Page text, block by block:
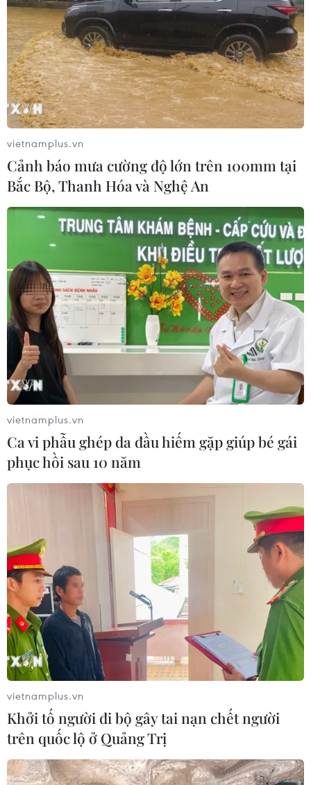
vietnamplus.vn
Cảnh báo mưa cường độ lớn trên 100mm tại
Bắc Bộ, Thanh Hóa và Nghệ An
vietnamplus.vn
Ca vi phẫu ghép da đầu hiếm gặp giúp bé gái
phục hồi sau 10 năm
vietnamplus.vn
Khởi tố người đi bộ gây tai nạn chết người
trên quốc lộ ở Quảng Trị